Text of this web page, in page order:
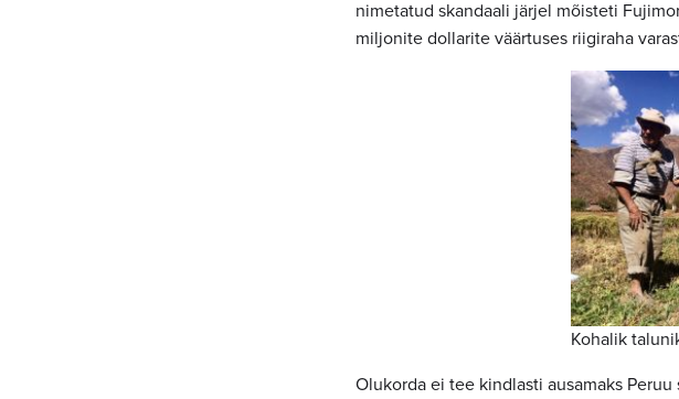
nimetatud skandaali järjel mõisteti
miljonite dollarite väärtuses riigiraha
Kohalik
Olukorda ei tee kindlasti ausamaks